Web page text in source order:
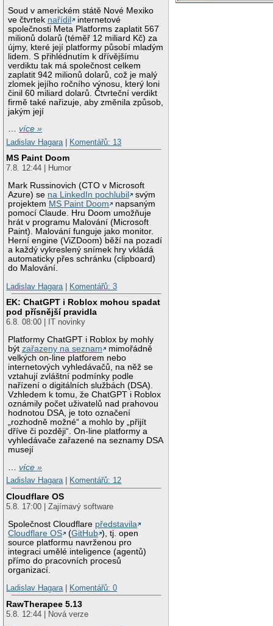
Soud v americkém státě Nové Mexiko
ve čtvrtek nařídil
internetové
společnosti Meta Platforms zaplatit 567
milionů dolarů (téměř 12 miliard Kč) za
újmy, které její platformy působí mladým
lidem. S přihlédnutím k dřívějšímu
verdiktu tak má společnost celkem
zaplatit 942 milionů dolarů, což je malý
zlomek jejího ročního výnosu, který loni
činil 60 miliard dolarů. Čtvrteční verdikt
firmě také nařizuje, aby změnila způsob,
jakým její
…více »
Ladislav Hagara
Komentářů: 13
MS Paint Doom
7.8. 12:44 | Humor
Mark Russinovich (CTO v Microsoft
Azure) se na LinkedIn pochlubil
svým
projektem MS Paint Doom
napsaným
pomocí Claude. Hru Doom umožňuje
hrát v programu Malování (Microsoft
Paint). Malování funguje jako monitor.
Herní engine (ViZDoom) běží na pozadí
a každý vykreslený snímek hry vkládá
automaticky přes schránku (clipboard)
do Malování.
Ladislav Hagara
Komentářů: 3
EK: ChatGPT i Roblox mohou spadat
pod přísnější pravidla
6.8. 08:00 | IT novinky
Platformy ChatGPT i Roblox by mohly
býtzařazeny na seznam
mimořádně
velkých on-line platforem nebo
internetových vyhledávačů, na něž se
vztahují zvláštní podmínky podle
nařízení o digitálních službách (DSA).
Vzhledem k tomu, že ChatGPT i Roblox
oznámily počet uživatelů nad prahovou
hodnotou DSA, je toto označení
„rozhodně možné“ a mohlo by „přijít
dříve či později“. On-line platformy a
vyhledávače zařazené na seznamy DSA
musejí
…více »
Ladislav Hagara| Komentářů: 12
Cloudflare OS
5.8. 17:00 | Zajímavý software
Společnost Cloudflare představila
Cloudflare OS
(GitHub ), tj. open
source platformu navrženou pro
integraci umělé inteligence (agentů)
přímo do pracovních procesů
organizací.
Ladislav Hagara| Komentářů: 0
RawTherapee 5.13
5.8. 12:44 | Nová verze